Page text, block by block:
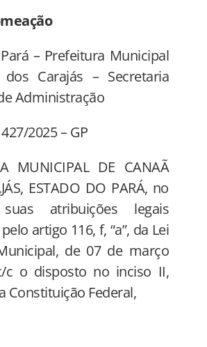
– Prefeitura Municipal
Carajás – Secretaria
Administração
2025 – GP
MUNICIPAL DE CANAÃ
ESTADO DO PARÁ, no
atribuições legais
artigo 116, f, “a”, da Lei
de 07 de março
c o disposto no inciso II,
Constituição Federal,